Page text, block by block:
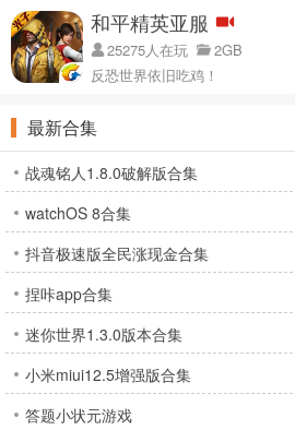
和平精英亚服
25275人在玩
2GB
反恐世界依旧吃鸡！
最新合集
战魂铭人1.8.0破解版合集
watchOS 8合集
抖音极速版全民涨现金合集
捏咔app合集
迷你世界1.3.0版本合集
小米miui12.5增强版合集
答题小状元游戏